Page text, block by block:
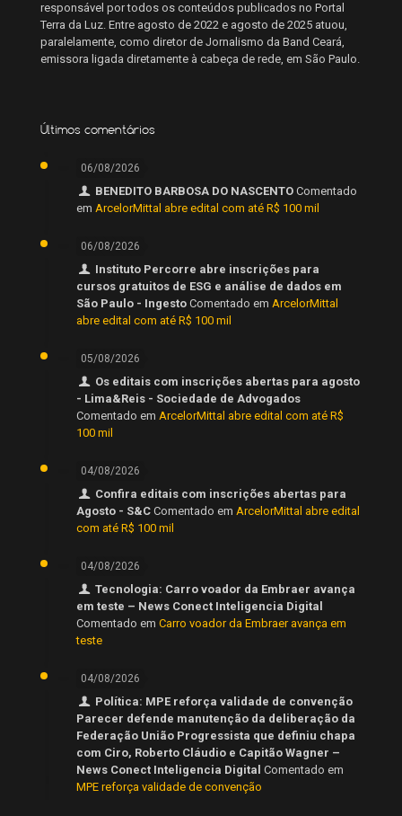
responsável por todos os conteúdos publicados no Portal
Terra da Luz. Entre agosto de 2022 e agosto de 2025 atuou,
paralelamente, como diretor de Jornalismo da Band Ceará,
emissora ligada diretamente à cabeça de rede, em São Paulo.
Últimos comentários
06/08/2026
BENEDITO BARBOSA DO NASCENTO Comentado
em ArcelorMittal abre edital com até R$ 100 mil
06/08/2026
Instituto Percorre abre inscrições para
cursos gratuitos de ESG e análise de dados em
São Paulo - Ingesto Comentado em ArcelorMittal
abre edital com até R$ 100 mil
05/08/2026
Os editais com inscrições abertas para agosto
- Lima&Reis - Sociedade de Advogados
Comentado em ArcelorMittal abre edital com até R$
100 mil
04/08/2026
Confira editais com inscrições abertas para
Agosto - S&C Comentado em ArcelorMittal abre edital
com até R$ 100 mil
04/08/2026
Tecnologia: Carro voador da Embraer avança
em teste – News Conect Inteligencia Digital
Comentado em Carro voador da Embraer avança em
teste
04/08/2026
Política: MPE reforça validade de convenção
Parecer defende manutenção da deliberação da
Federação União Progressista que definiu chapa
com Ciro, Roberto Cláudio e Capitão Wagner –
News Conect Inteligencia Digital Comentado em
MPE reforça validade de convenção